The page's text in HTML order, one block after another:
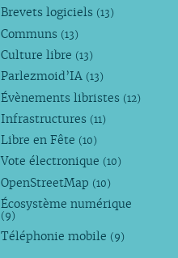
Brevets logiciels (13)
Communs (13)
Culture libre (13)
Parlezmoid’IA (13)
Évènements libristes (12)
Infrastructures (11)
Libre en Fête (10)
Vote électronique (10)
OpenStreetMap (10)
Écosystème numérique
(9)
Téléphonie mobile (9)